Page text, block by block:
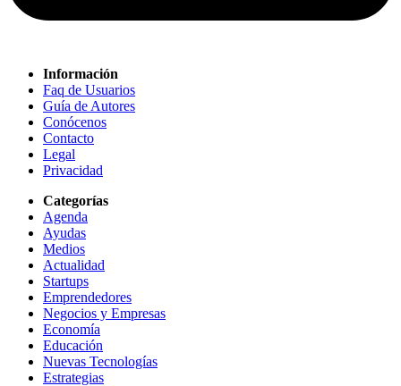
Información
Faq de Usuarios
Guía de Autores
Conócenos
Contacto
Legal
Privacidad
Categorías
Agenda
Ayudas
Medios
Actualidad
Startups
Emprendedores
Negocios y Empresas
Economía
Educación
Nuevas Tecnologías
Estrategias